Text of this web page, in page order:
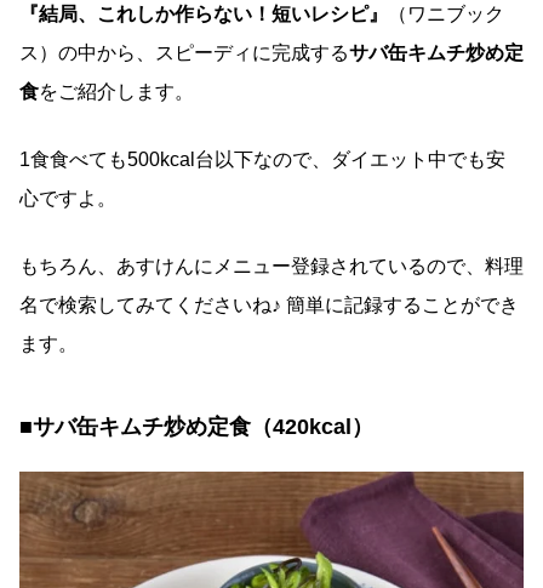
『結局、これしか作らない！短いレシピ』
（ワニブック
ス）の中から、スピーディに完成するサバ缶キムチ炒め定
食をご紹介します。
1食食べても500kcal台以下なので、ダイエット中でも安
心ですよ。
もちろん、あすけんにメニュー登録されているので、料理
名で検索してみてくださいね♪ 簡単に記録することができ
ます。
■サバ缶キムチ炒め定食（420kcal）